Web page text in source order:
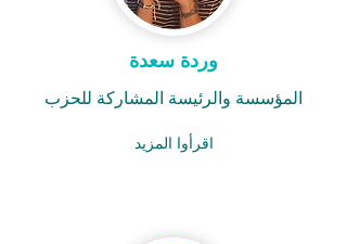
وردة سعدة
المؤسسة والرئيسة المشاركة للحزب
اقرأوا المزيد